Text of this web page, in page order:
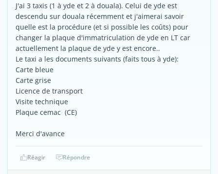
J'ai 3 taxis (1 à yde et 2 à douala). Celui de yde est
descendu sur douala récemment et j'aimerai savoir
quelle est la procédure (et si possible les coûts) pour
changer la plaque d'immatriculation de yde en LT car
actuellement la plaque de yde y est encore..
Le taxi a les documents suivants (faits tous à yde):
Carte bleue
Carte grise
Licence de transport
Visite technique
Plaque cemac (CE)
Merci d'avance
Réagir Répondre